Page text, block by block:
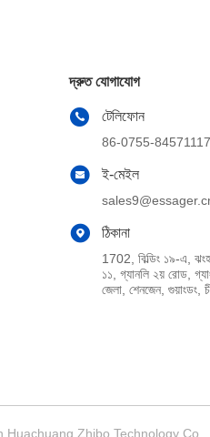
দ্রুত যোগাযোগ
টেলিফোন
86-0755-84571117
ই-মেইল
ঠিকানা
1702, বিল্ডিং ১৯-এ,
১১, গ্যানলি ২য় রোড,
জেলা, শেনজেন, গুয়াংডং,
Huachuang Zhibo Technology Co.,